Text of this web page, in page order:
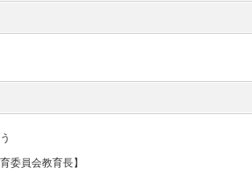
委員会教育長】